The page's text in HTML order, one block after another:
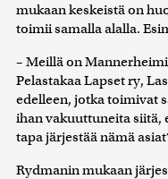
mukaan keskeistä on
toimii samalla alalla.
– Meillä on
Pelastakaa Lapset ry,
edelleen, jotka toimivat
ihan vakuuttuneita siitä,
tapa järjestää nämä
Rydmanin mukaan